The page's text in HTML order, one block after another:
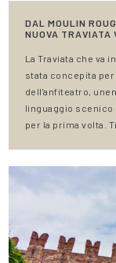
DAL MOULIN
NUOVA TRAVIATA
La Traviata che va
stata concepita
dell'anfiteatro,
linguaggio scenico
per la prima volta.